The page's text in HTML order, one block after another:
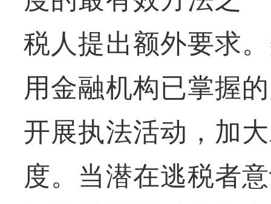
税人提出额外要求
用金融机构已掌握
开展执法活动，加
度。当潜在逃税者